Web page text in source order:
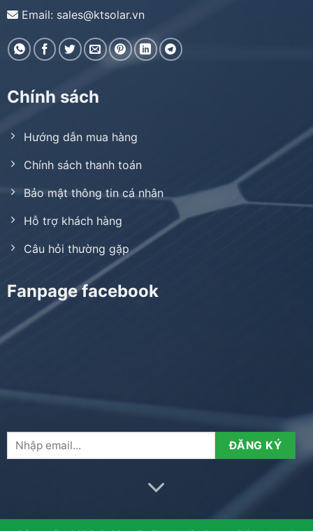
Email: sales@ktsolar.vn
Chính sách
Hướng dẫn mua hàng
Chính sách thanh toán
Bảo mật thông tin cá nhân
Hỗ trợ khách hàng
Câu hỏi thường gặp
Fanpage facebook